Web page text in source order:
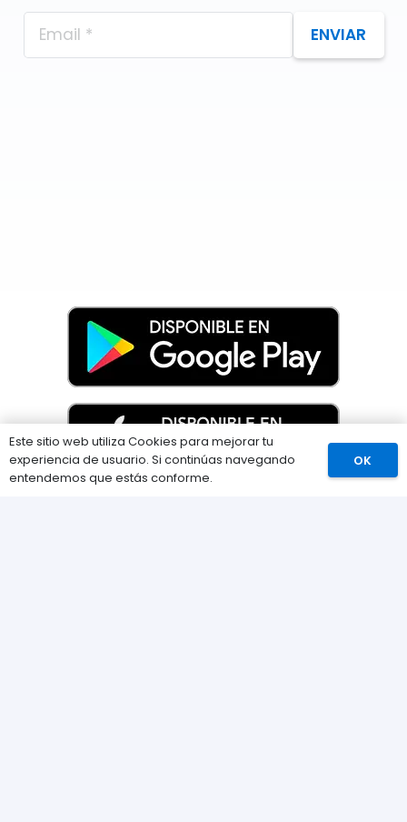
Comprar
ENVIAR
Este sitio web utiliza Cookies para mejorar tu
experiencia de usuario. Si continúas navegando
entendemos que estás conforme.
OK